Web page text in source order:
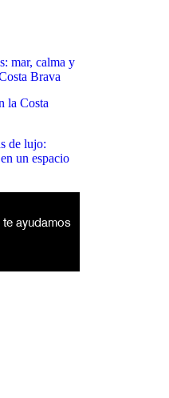
mar, calma y
Brava
la Costa
de lujo:
un espacio
ayudamos